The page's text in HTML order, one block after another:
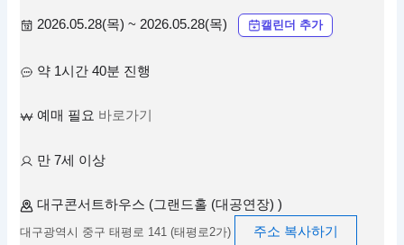
2026.05.28(목) ~ 2026.05.28(목) 캘린더 추가
약 1시간 40분 진행
예매 필요 바로가기
만 7세 이상
대구콘서트하우스 (그랜드홀 (대공연장) )
대구광역시 중구 태평로 141 (태평로2가) 주소 복사하기